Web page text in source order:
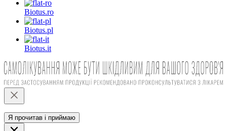
Biotus.ro
Biotus.pl
Biotus.it
Я прочитав і приймаю